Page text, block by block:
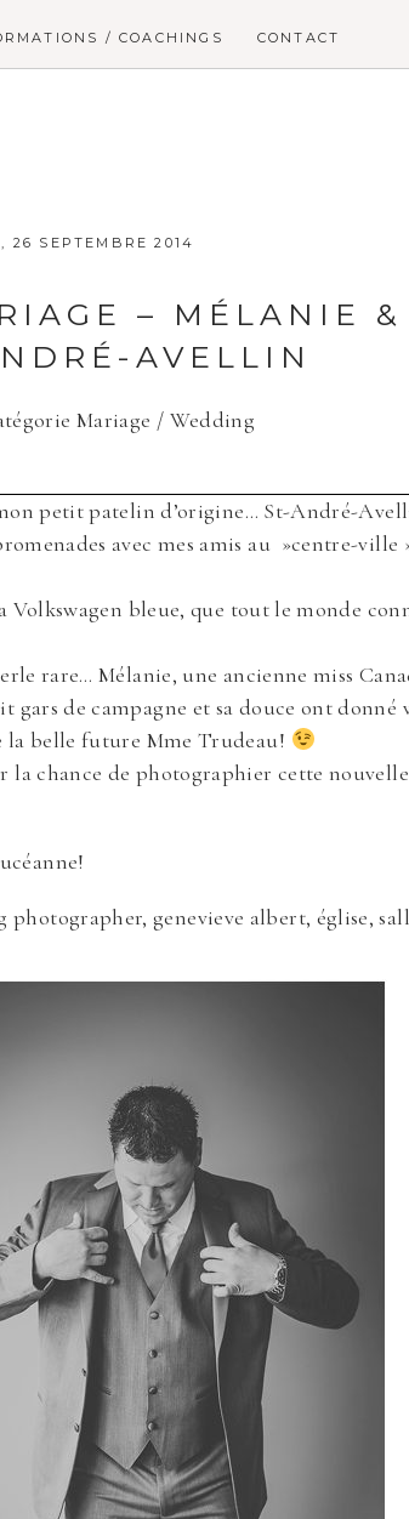
/ COACHINGS CONTACT
26 SEPTEMBRE 2014
– MÉLANIE
AVELLIN
Mariage / Wedding
petit patelin d’origine… St-André-
avec mes amis au »centre-
bleue, que tout le monde
rare… Mélanie, une ancienne miss
de campagne et sa douce ont donné
la belle future Mme Trudeau!
chance de photographier cette